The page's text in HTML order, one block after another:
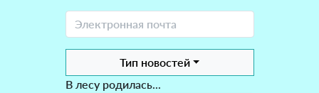
Тип новостей
В лесу родилась...